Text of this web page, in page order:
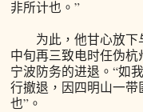
非所计也。”
为此，他甘心放下
中旬再三致电时任伪
宁波防务的进退。“如
行撤退，因四明山一
也”。